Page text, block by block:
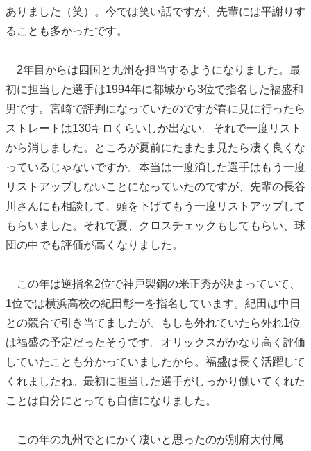
ありました（笑）。今では笑い話ですが、先輩には平謝りす
ることも多かったです。
2年目からは四国と九州を担当するようになりました。最
初に担当した選手は1994年に都城から3位で指名した福盛和
男です。宮崎で評判になっていたのですが春に見に行ったら
ストレートは130キロくらいしか出ない。それで一度リスト
から消しました。ところが夏前にたまたま見たら凄く良くな
っているじゃないですか。本当は一度消した選手はもう一度
リストアップしないことになっていたのですが、先輩の長谷
川さんにも相談して、頭を下げてもう一度リストアップして
もらいました。それで夏、クロスチェックもしてもらい、球
団の中でも評価が高くなりました。
この年は逆指名2位で神戸製鋼の米正秀が決まっていて、
1位では横浜高校の紀田彰一を指名しています。紀田は中日
との競合で引き当てましたが、もしも外れていたら外れ1位
は福盛の予定だったそうです。オリックスがかなり高く評価
していたことも分かっていましたから。福盛は長く活躍して
くれましたね。最初に担当した選手がしっかり働いてくれた
ことは自分にとっても自信になりました。
この年の九州でとにかく凄いと思ったのが別府大付属